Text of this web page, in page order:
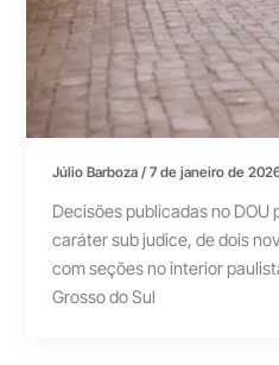
Júlio Barboza/7 de janeiro de
Decisões publicadas no
caráter sub judice, de dois
com seções no interior
Grosso do Sul